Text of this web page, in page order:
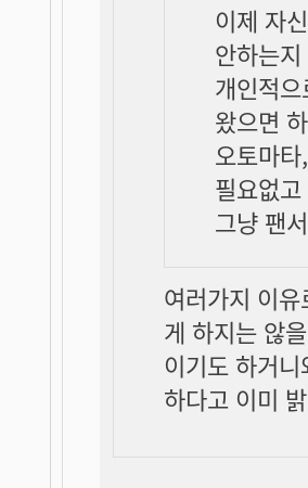
이제 자
안하는
개인적
왔으면
오토마
필요없고
그냥 팬
여러가지 이
게 하지는 않
이기도 하거
하다고 이미